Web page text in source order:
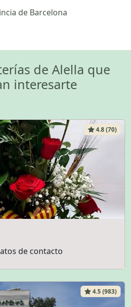
de Barcelona
de Alella que
interesarte
4.8 (70)
de contacto
4.5 (983)